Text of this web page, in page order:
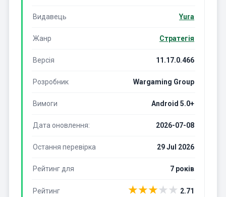
Видавець Yura
Жанр Стратегія
Версія 11.17.0.466
Розробник Wargaming Group
Вимоги Android 5.0+
Дата оновлення: 2026-07-08
Остання перевірка 29 Jul 2026
Рейтинг для 7 років
Рейтинг ★★★★★ 2.71